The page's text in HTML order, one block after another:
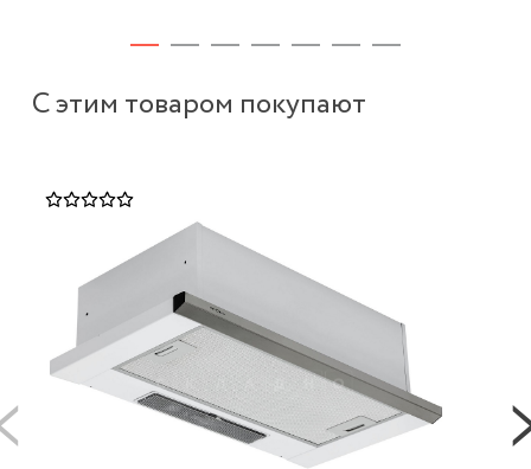
С этим товаром покупают